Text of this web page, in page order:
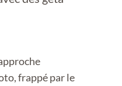
frappé par le